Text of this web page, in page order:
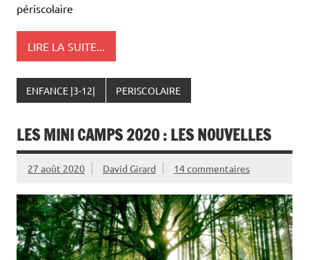
périscolaire
LIRE LA SUITE...
ENFANCE |3-12| PERISCOLAIRE
LES MINI CAMPS 2020 : LES NOUVELLES
27 août 2020 David Girard 14 commentaires